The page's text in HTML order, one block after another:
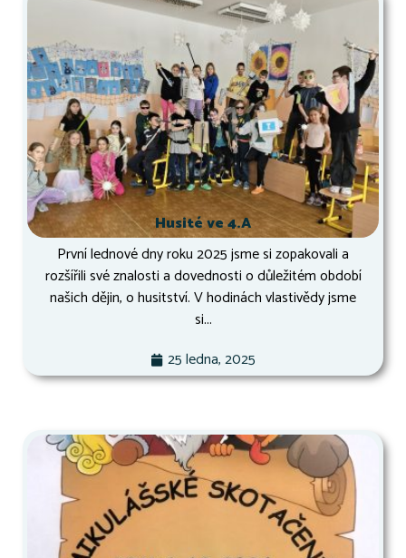
Husité ve 4.A
První lednové dny roku 2025 jsme si zopakovali a
rozšířili své znalosti a dovednosti o důležitém období
našich dějin, o husitství. V hodinách vlastivědy jsme
si...
25 ledna, 2025